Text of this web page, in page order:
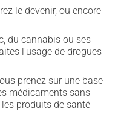
le devenir, ou encore
du cannabis ou ses
l'usage de drogues
prenez sur une base
médicaments sans
produits de santé